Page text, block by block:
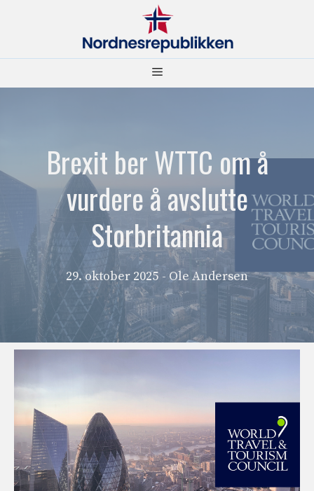
Meny
Brexit ber WTTC om å
vurdere å avslutte
Storbritannia
29. oktober 2025 - Ole Andersen